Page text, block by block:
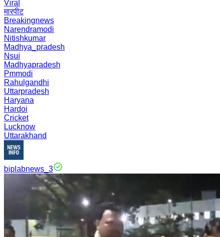
Viral
मारपीट
Breakingnews
Narendramodi
Nitishkumar
Madhya_pradesh
Nsui
Madhyapradesh
Pmmodi
Rahulgandhi
Uttarpradesh
Haryana
Hardoi
Cricket
Lucknow
Uttarakhand
biplabnews_3